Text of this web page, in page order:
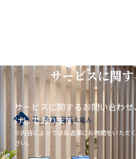
サービスに関
サービスに関するお問い合わ
けしております。
※内容によってはお返事にお時間をいただ
さい。